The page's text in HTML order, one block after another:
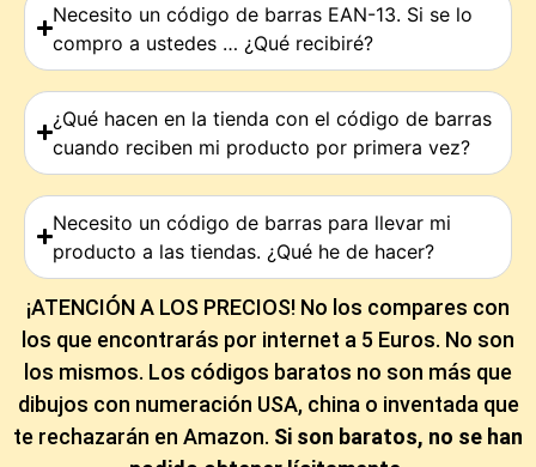
Necesito un código de barras EAN-13. Si se lo
compro a ustedes … ¿Qué recibiré?
¿Qué hacen en la tienda con el código de barras
cuando reciben mi producto por primera vez?
Necesito un código de barras para llevar mi
producto a las tiendas. ¿Qué he de hacer?
¡ATENCIÓN A LOS PRECIOS! No los compares con
los que encontrarás por internet a 5 Euros. No son
los mismos. Los códigos baratos no son más que
dibujos con numeración USA, china o inventada que
te rechazarán en Amazon. Si son baratos, no se han